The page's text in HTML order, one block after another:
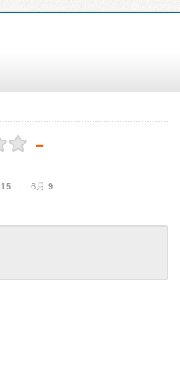
－
15 | 6月:9